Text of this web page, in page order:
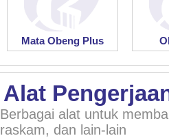
Mata Obeng Plus
Alat
Berbagai alat untuk
raskam, dan lain-lain